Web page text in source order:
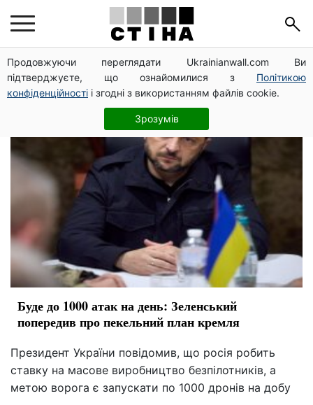
Продовжуючи переглядати Ukrainianwall.com Ви
підтверджуєте, що ознайомилися з Політикою
конфіденційності і згодні з використанням файлів cookie.
Зрозумів
дрон
Буде до 1000 атак на день: Зеленський
попередив про пекельний план кремля
Президент України повідомив, що росія робить
ставку на масове виробництво безпілотників, а
метою ворога є запускати по 1000 дронів на добу